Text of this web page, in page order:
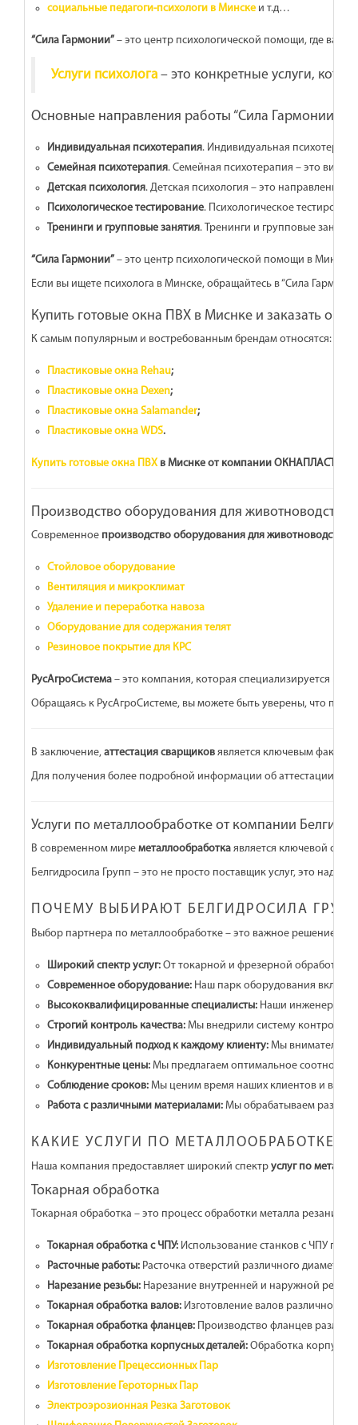
социальные педагоги-психологи в Минске и т.д…
“Сила Гармонии” – это центр психологической помощи, где вам
Услуги психолога – это конкретные услуги,
Основные направления работы “Сила Гармонии”:
Индивидуальная психотерапия. Индивидуальная
Семейная психотерапия. Семейная психотерапия – это вид
Детская психология. Детская психология – это направление
Психологическое тестирование. Психологическое
Тренинги и групповые занятия. Тренинги и групповые
“Сила Гармонии” – это центр психологической помощи в
Если вы ищете психолога в Минске, обращайтесь в “Сила
Купить готовые окна ПВХ в Миснке и заказать
К самым популярным и востребованным брендам относятся:
Пластиковые окна Rehau;
Пластиковые окна Dexen;
Пластиковые окна Salamander;
Пластиковые окна WDS.
Купить готовые окна ПВХв Миснке от компании ОКНАПЛАСТ,
Производство оборудования для животноводства
Современное производство оборудования для животноводства
Стойловое оборудование
Вентиляция и микроклимат
Удаление и переработка навоза
Оборудование для содержания телят
Резиновое покрытие для КРС
РусАгроСистема – это компания, которая специализируется на
Обращаясь к РусАгроСистеме, вы можете быть уверены, что
В заключение, аттестация сварщиков является ключевым
Для получения более подробной информации об аттестации
Услуги по металлообработке от компании
В современном мире металлообработка является ключевой
Белгидросила Групп – это не просто поставщик услуг, это
ПОЧЕМУ ВЫБИРАЮТ БЕЛГИДРОСИЛА
Выбор партнера по металлообработке – это важное решение,
Широкий спектр услуг: От токарной и фрезерной обработки
Современное оборудование: Наш парк оборудования
Высококвалифицированные специалисты: Наши инженеры и
Строгий контроль качества: Мы внедрили систему контроля
Индивидуальный подход к каждому клиенту: Мы внимательно
Конкурентные цены: Мы предлагаем оптимальное
Соблюдение сроков: Мы ценим время наших клиентов и
Работа с различными материалами: Мы обрабатываем
КАКИЕ УСЛУГИ ПО МЕТАЛЛООБРАБОТКЕ
Наша компания предоставляет широкий спектр услуг по
Токарная обработка
Токарная обработка – это процесс обработки металла
Токарная обработка с ЧПУ: Использование станков с ЧПУ
Расточные работы: Расточка отверстий различного диаметра
Нарезание резьбы: Нарезание внутренней и наружной
Токарная обработка валов: Изготовление валов различной
Токарная обработка фланцев: Производство фланцев
Токарная обработка корпусных деталей: Обработка
Изготовление Прецессионных Пар
Изготовление Героторных Пар
Электроэрозионная Резка Заготовок